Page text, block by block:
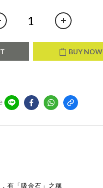
BUY NOW
有「吸金石」之稱